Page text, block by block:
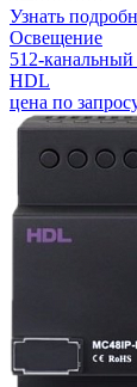
Узнать
Освещение
512-
HDL
цена по